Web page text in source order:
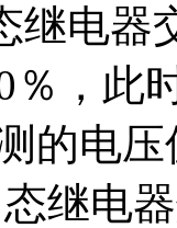
继电器
％，此
的电
继电